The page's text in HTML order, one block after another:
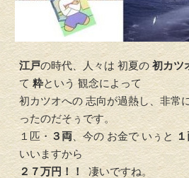
江戸の時代、人々は 初夏の初カツ
て 粋という 観念によって
初カツオへの 志向が過熱し、非常
ったのだそぅです。
１匹・ ３両 、今の お金で いぅと
いいますから
２７万円！！凄いですね。